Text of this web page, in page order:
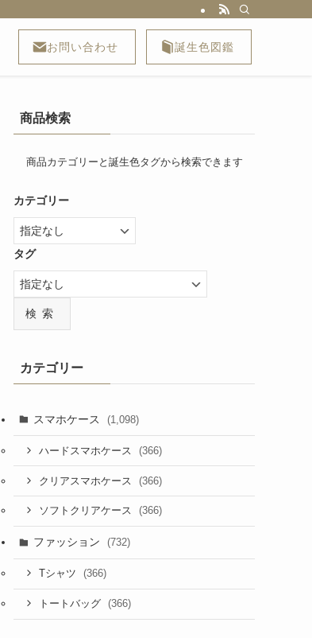
お問い合わせ 誕生色図鑑
商品検索
商品カテゴリーと誕生色タグから検索できます
カテゴリー
タグ
検索
カテゴリー
スマホケース (1,098)
ハードスマホケース (366)
クリアスマホケース (366)
ソフトクリアケース (366)
ファッション (732)
Tシャツ (366)
トートバッグ (366)